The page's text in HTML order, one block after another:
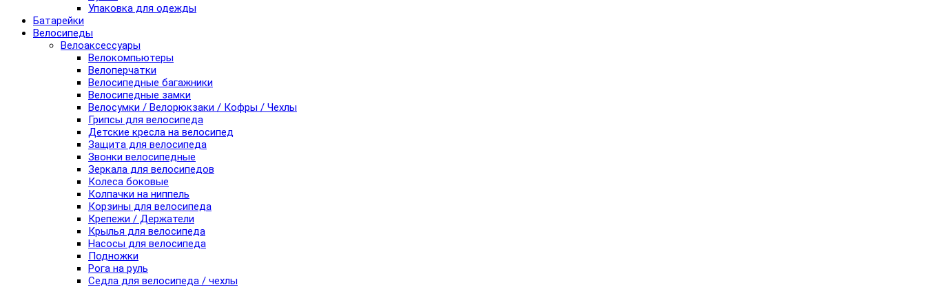
Упаковка для одежды
Батарейки
Велосипеды
Велоаксессуары
Велокомпьютеры
Велоперчатки
Велосипедные багажники
Велосипедные замки
Велосумки / Велорюкзаки / Кофры / Чехлы
Грипсы для велосипеда
Детские кресла на велосипед
Защита для велосипеда
Звонки велосипедные
Зеркала для велосипедов
Колеса боковые
Колпачки на ниппель
Корзины для велосипеда
Крепежи / Держатели
Крылья для велосипеда
Насосы для велосипеда
Подножки
Рога на руль
Седла для велосипеда / чехлы